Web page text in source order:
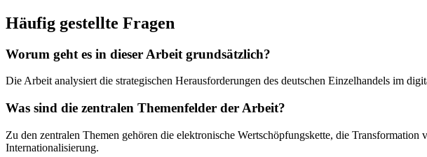
Häufig gestellte Fragen
Worum geht es in dieser Arbeit grundsätzlich?
Die Arbeit analysiert die strategischen Herausforderungen des deutschen Einzelhandels im
Was sind die zentralen Themenfelder der Arbeit?
Zu den zentralen Themen gehören die elektronische Wertschöpfungskette, die
Internationalisierung.